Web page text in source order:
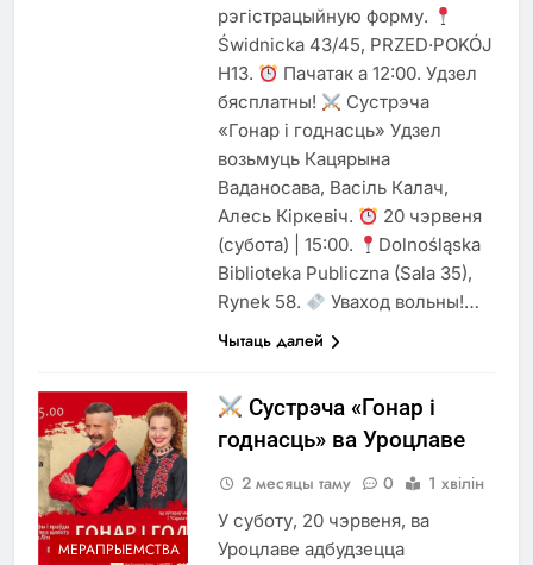
рэгістрацыйную форму.
Świdnicka 43/45, PRZED·POKÓJ
H13.
Пачатак а 12:00. Удзел
бясплатны!
Сустрэча
«Гонар і годнасць» Удзел
возьмуць Кацярына
Ваданосава, Васіль Калач,
Алесь Кіркевіч.
20 чэрвеня
(субота) | 15:00.
Dolnośląska
Biblioteka Publiczna (Sala 35),
Rynek 58.
Уваход вольны!…
Чытаць далей
МЕРАПРЫЕМСТВА
Сустрэча «Гонар і
годнасць» ва Уроцлаве
2 месяцы таму 0 1 хвілін
У суботу, 20 чэрвеня, ва
Уроцлаве адбудзецца